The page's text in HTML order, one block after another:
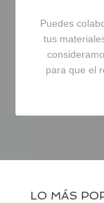
Puedes
tus
para que el
LO MÁS